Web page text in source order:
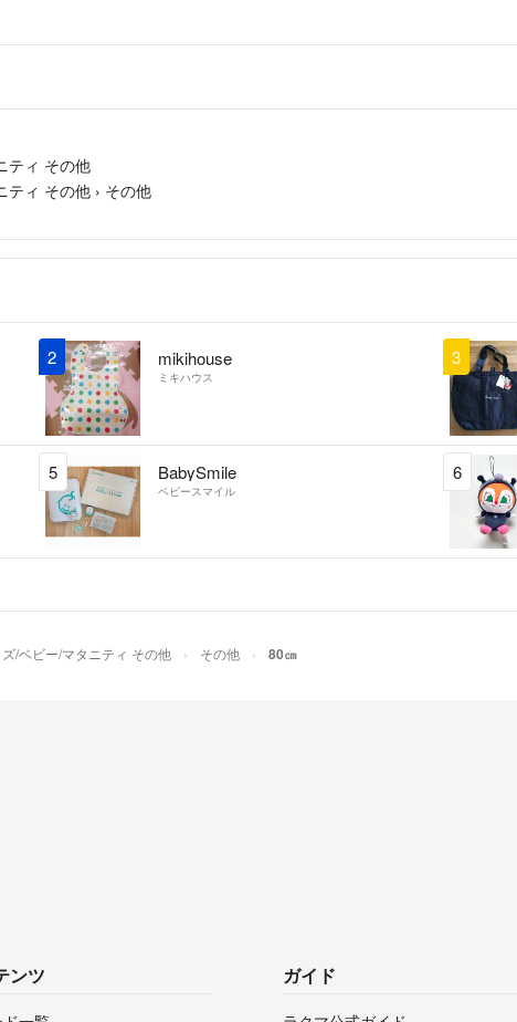
ティ その他
ティ その他 › その他
2 mikihouse
ミキハウス
3
5 BabySmile
ベビースマイル
6
/ベビー/マタニティ その他 その他 80㎝
ンツ ガイド